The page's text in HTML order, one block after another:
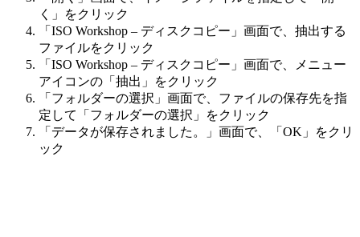
く」をクリック
「ISO Workshop – ディスクコピー」画面で、抽出する
ファイルをクリック
「ISO Workshop – ディスクコピー」画面で、メニュー
アイコンの「抽出」をクリック
「フォルダーの選択」画面で、ファイルの保存先を指
定して「フォルダーの選択」をクリック
「データが保存されました。」画面で、「OK」をクリ
ック